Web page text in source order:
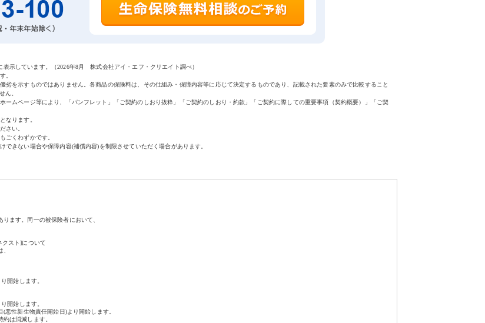
表示しています。（2026年8月
株式会社アイ・エフ・クリエイト調べ）
。
劣を示すものではありません。各商品の保険料は、その仕組み・保障内容等に応じて決定するものであり、記載された要素のみで比較すること
ん。
ムページ等により、「パンフレット」「ご契約のしおり抜粋」「ご契約のしおり・約款」「ご契約に際しての重要事項（契約概要）」「ご契
なります。
さい。
ごくわずかです。
きない場合や保障内容(補償内容)を制限させていただく場合があります。
ます。同一の被保険者において、
クスト]について
開始します。
開始します。
性新生物責任開始日)より開始します。
は消滅します。